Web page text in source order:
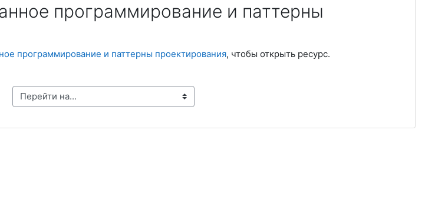
программирование и паттерны
программирование и паттерны проектирования, чтобы открыть ресурс.
на...